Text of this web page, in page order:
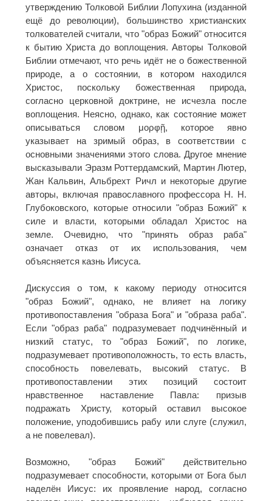
утверждению Толковой Библии Лопухина (изданной
ещё до революции), большинство христианских
толкователей считали, что "образ Божий" относится
к бытию Христа до воплощения. Авторы Толковой
Библии отмечают, что речь идёт не о божественной
природе, а о состоянии, в котором находился
Христос, поскольку божественная природа,
согласно церковной доктрине, не исчезла после
воплощения. Неясно, однако, как состояние может
описываться словом μορφῇ, которое явно
указывает на зримый образ, в соответствии с
основными значениями этого слова. Другое мнение
высказывали Эразм Роттердамский, Мартин Лютер,
Жан Кальвин, Альбрехт Ричл и некоторые другие
авторы, включая православного профессора Н. Н.
Глубоковского, которые относили "образ Божий" к
силе и власти, которыми обладал Христос на
земле. Очевидно, что "принять образ раба"
означает отказ от их использования, чем
объясняется казнь Иисуса.
Дискуссия о том, к какому периоду относится
"образ Божий", однако, не влияет на логику
противопоставления "образа Бога" и "образа раба".
Если "образ раба" подразумевает подчинённый и
низкий статус, то "образ Божий", по логике,
подразумевает противоположность, то есть власть,
способность повелевать, высокий статус. В
противопоставлении этих позиций состоит
нравственное наставление Павла: призыв
подражать Христу, который оставил высокое
положение, уподобившись рабу или слуге (служил,
а не повелевал).
Возможно, "образ Божий" действительно
подразумевает способности, которыми от Бога был
наделён Иисус: их проявление народ, согласно